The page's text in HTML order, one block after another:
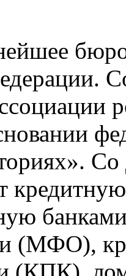
(МФО),